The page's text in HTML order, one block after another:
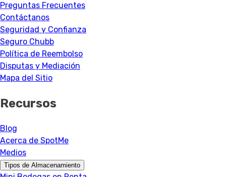
Preguntas Frecuentes
Contáctanos
Seguridad y Confianza
Seguro Chubb
Política de Reembolso
Disputas y Mediación
Mapa del Sitio
Recursos
Blog
Acerca de SpotMe
Medios
Tipos de Almacenamiento